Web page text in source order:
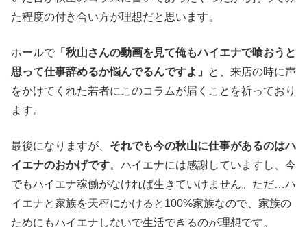
た程度の付き合い方が理想だと思います。
ホールで 「秋山さんの動画を見て俺もハイエナで喰おうと
思って仕事辞めるか悩んでるんですよ」
と、来店の時に声
をかけてくれた若者にこのコラムが届くことを祈っており
ます。
最後になりますが、 それでも今の秋山に仕事があるのはハ
イエナのおかげです。ハイエナには感謝していますし、今
でもハイエナ稼働がなければ生きていけません。ただ…ハ
イエナと家族を天秤にかけると100%家族なので、家族の
ためにもハイエナしないで生活できるのが理想です。